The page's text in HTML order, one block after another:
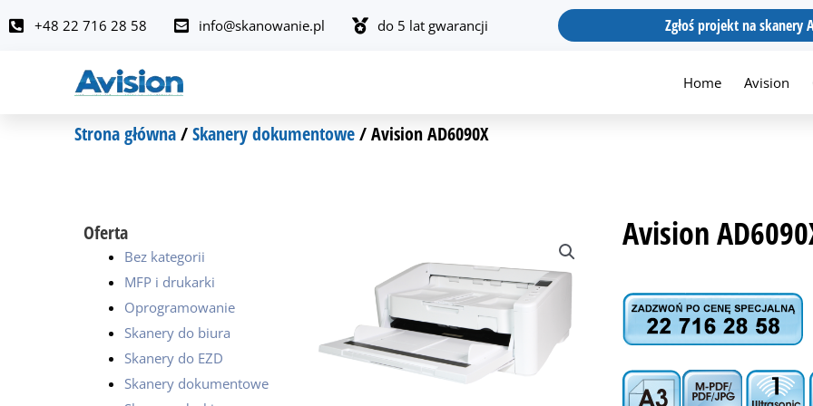
do
+48 22 716 28 58 info@skanowanie.pl do 5 lat gwarancji Zgłoś projekt na skanery
Home Avision
Strona główna/Skanery dokumentowe/ Avision AD6090X
Oferta
Bez kategorii
MFP i drukarki
Oprogramowanie
Skanery do biura
Skanery do EZD
Skanery dokumentowe
Avision